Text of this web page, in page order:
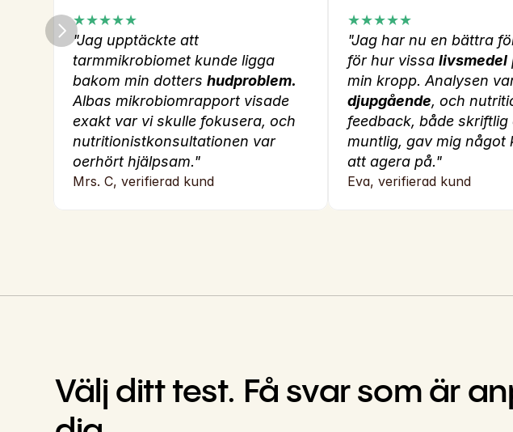
★★★★★
"Jag upptäckte att
tarmmikrobiomet kunde ligga
bakom min dotters hudproblem.
Albas mikrobiomrapport visade
exakt var vi skulle fokusera, och
nutritionistkonsultationen var
oerhört hjälpsam."
Mrs. C, verifierad kund
★★★★★
"Jag har nu en bättra
för hur vissa livsmedel
djupgående, och
feedback, både skriftlig
muntlig, gav mig något
att agera på."
Eva, verifierad kund
Välj ditt test. Få svar som är